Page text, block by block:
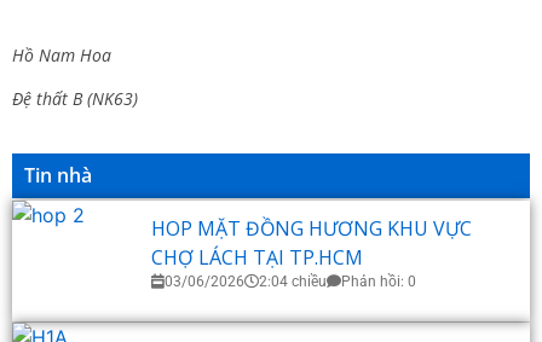
Hồ Nam Hoa
Đệ thất B (NK63)
Tin nhà
HOP MẶT ĐỒNG HƯƠNG KHU VỰC
CHỢ LÁCH TẠI TP.HCM
03/06/2026 2:04 chiều Phản hồi: 0